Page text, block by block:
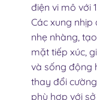
điện vi mô với
Các xung
nhẹ nhàng,
mặt tiếp xúc,
và sống động
thay đổi
phù hợp với